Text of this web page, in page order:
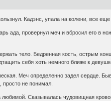
Кадэнс, упала на колени, все еще
ада, провернул меч и вбросил его
тело. Бедренная кость, острым
себя хоть немного ближе к
Меч определенно задел сердце.
не понимал.
любимой. Сказывалась чудовищная